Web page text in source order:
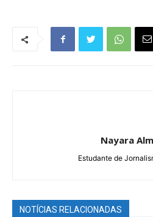
Nayara
Estudante de
NOTÍCIAS RELACIONADAS